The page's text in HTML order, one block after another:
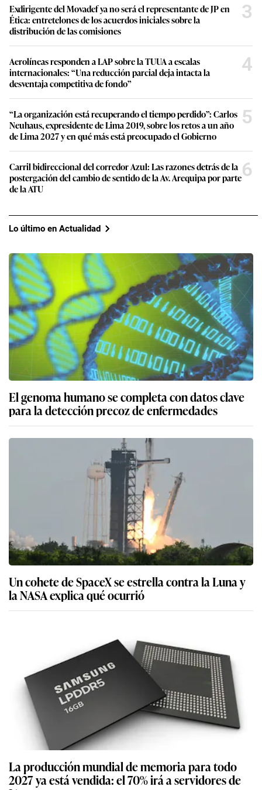
Exdirigente del Movadef ya no será el representante de JP en
Ética: entretelones de los acuerdos iniciales sobre la
distribución de las comisiones
3
Aerolíneas responden a LAP sobre la TUUA a escalas
internacionales: “Una reducción parcial deja intacta la
desventaja competitiva de fondo”
4
“La organización está recuperando el tiempo perdido”: Carlos
Neuhaus, expresidente de Lima 2019, sobre los retos a un año
de Lima 2027 y en qué más está preocupado el Gobierno
5
Carril bidireccional del corredor Azul: Las razones detrás de la
postergación del cambio de sentido de la Av. Arequipa por parte
de la ATU
6
Lo último en Actualidad
El genoma humano se completa con datos clave
para la detección precoz de enfermedades
Un cohete de SpaceX se estrella contra la Luna y
la NASA explica qué ocurrió
La producción mundial de memoria para todo
2027 ya está vendida: el 70% irá a servidores de